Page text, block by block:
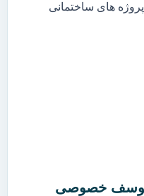
های ساختمانی
خوسف خصوصی